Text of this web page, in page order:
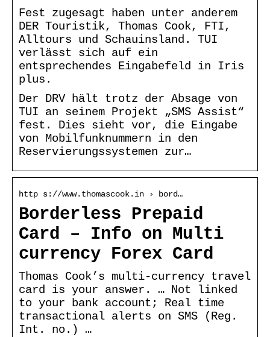
Fest zugesagt haben unter anderem
DER Touristik, Thomas Cook, FTI,
Alltours und Schauinsland. TUI
verlässt sich auf ein
entsprechendes Eingabefeld in Iris
plus.
Der DRV hält trotz der Absage von
TUI an seinem Projekt „SMS Assist“
fest. Dies sieht vor, die Eingabe
von Mobilfunknummern in den
Reservierungssystemen zur…
http s://www.thomascook.in › bord…
Borderless Prepaid
Card – Info on Multi
currency Forex Card
Thomas Cook’s multi-currency travel
card is your answer. … Not linked
to your bank account; Real time
transactional alerts on SMS (Reg.
Int. no.) …